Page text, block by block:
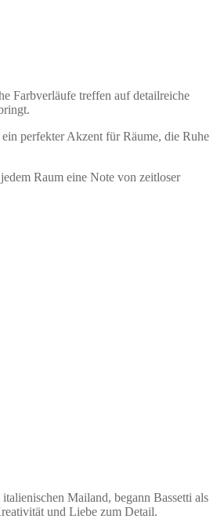
Farbverläufe treffen auf detailreiche
perfekter Akzent für Räume, die Ruhe
Raum eine Note von zeitloser
Mailand, begann Bassetti als
und Liebe zum Detail.